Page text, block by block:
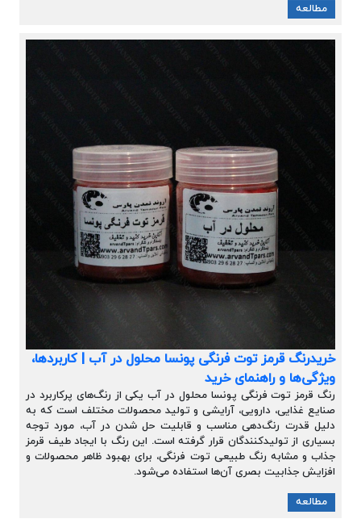
مطالعه
خریدرنگ قرمز توت فرنگی پونسا محلول در آب | کاربردها،
ویژگی‌ها و راهنمای خرید
رنگ قرمز توت فرنگی پونسا محلول در آب یکی از رنگ‌های پرکاربرد در
صنایع غذایی، دارویی، آرایشی و تولید محصولات مختلف است که به
دلیل قدرت رنگ‌دهی مناسب و قابلیت حل شدن در آب، مورد توجه
بسیاری از تولیدکنندگان قرار گرفته است. این رنگ با ایجاد طیف قرمز
جذاب و مشابه رنگ طبیعی توت فرنگی، برای بهبود ظاهر محصولات و
افزایش جذابیت بصری آن‌ها استفاده می‌شود.
مطالعه